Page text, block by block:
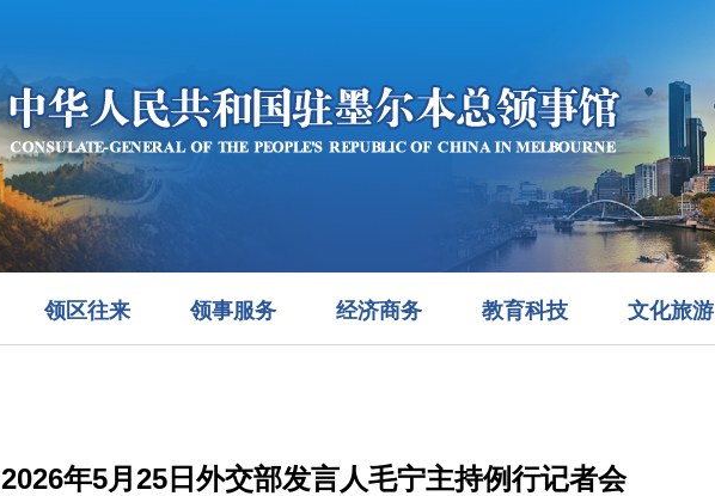
领区往来 领事服务 经济商务 教育科技 文化旅游
2026年5月25日外交部发言人毛宁主持例行记者会